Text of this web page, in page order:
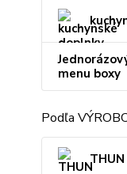
menu boxy
Podľa
THUN